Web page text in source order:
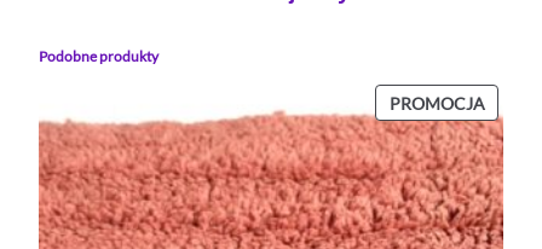
Podobne produkty
PROMOCJA
W